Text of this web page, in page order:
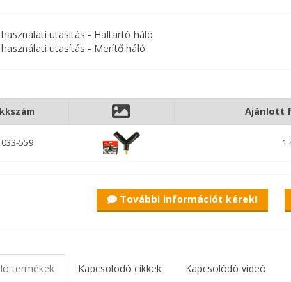
utasítás - Haltartó háló
utasítás - Merítő háló
Ajánlott
559 1
További információt kérek!
termékek Kapcsolodó cikkek Kapcsolódó videó